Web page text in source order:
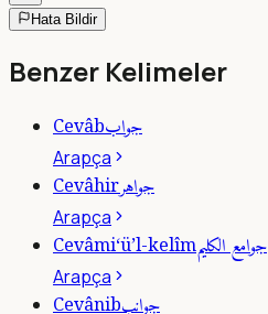
Hata Bildir
Benzer Kelimeler
Cevâbجواب
Arapça
Cevâhirجواهر
Arapça
Cevâmi‘ü’l-kelîmجوامع الكليم
Arapça
Cevânibجوانب